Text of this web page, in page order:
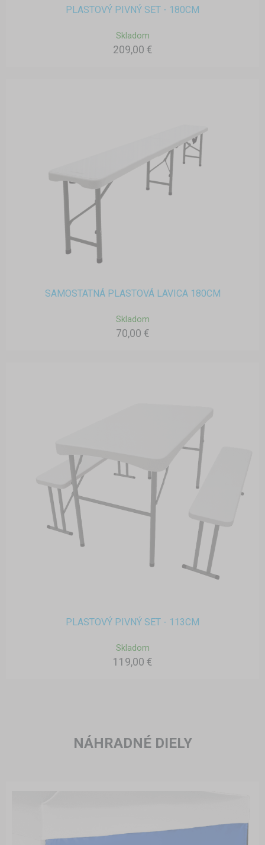
PLASTOVÝ PIVNÝ SET - 180CM
Skladom
209,00 €
SAMOSTATNÁ PLASTOVÁ LAVICA 180CM
Skladom
70,00 €
PLASTOVÝ PIVNÝ SET - 113CM
Skladom
119,00 €
NÁHRADNÉ DIELY